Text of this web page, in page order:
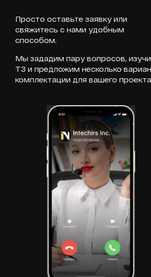
Просто оставьте заявку или
свяжитесь с нами удобным
способом.
Мы зададим пару вопросов,
ТЗ и предложим несколько
комплектации для вашего проекта